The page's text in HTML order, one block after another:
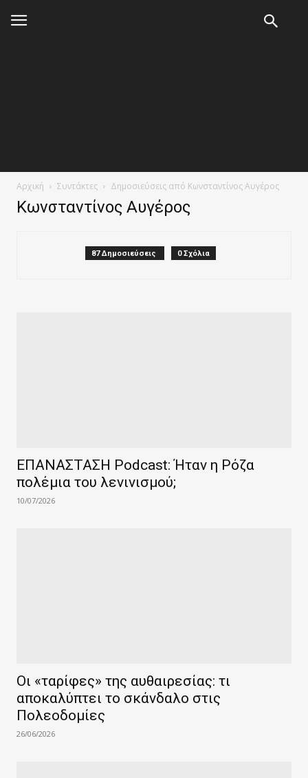
Αρχική Συντάκτες Δημοσιεύσεις από Κωνσταντίνος Αυγέρος
Κωνσταντίνος Αυγέρος
87 Δημοσιεύσεις 0 Σχόλια
ΕΠΑΝΑΣΤΑΣΗ Podcast: Ήταν η Ρόζα
πολέμια του λενινισμού;
10/07/2026
Οι «ταρίφες» της αυθαιρεσίας: τι
αποκαλύπτει το σκάνδαλο στις
Πολεοδομίες
26/06/2026